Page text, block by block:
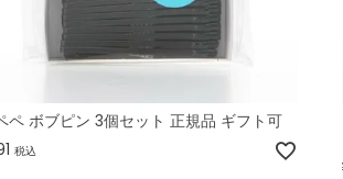
ペ ボブピン 3個セット 正規品 ギフト可
税込